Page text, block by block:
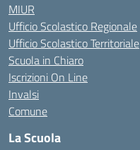
MIUR
Ufficio Scolastico Regionale
Ufficio Scolastico Territoriale
Scuola in Chiaro
Iscrizioni On Line
Invalsi
Comune
La Scuola